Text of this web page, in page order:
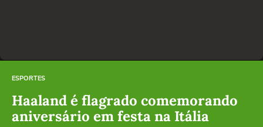
ESPORTES
Haaland é flagrado comemorando
aniversário em festa na Itália